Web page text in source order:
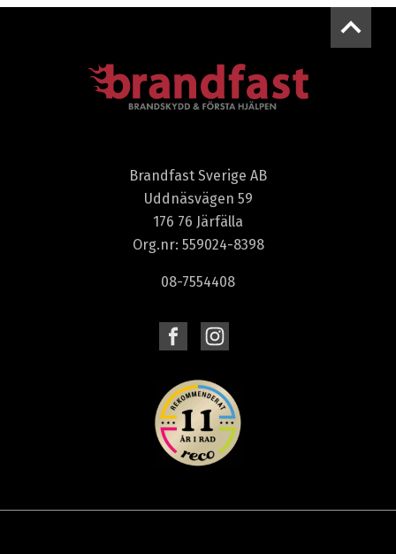
Brandfast Sverige AB
Uddnäsvägen 59
176 76 Järfälla
Org.nr: 559024-8398
08-7554408